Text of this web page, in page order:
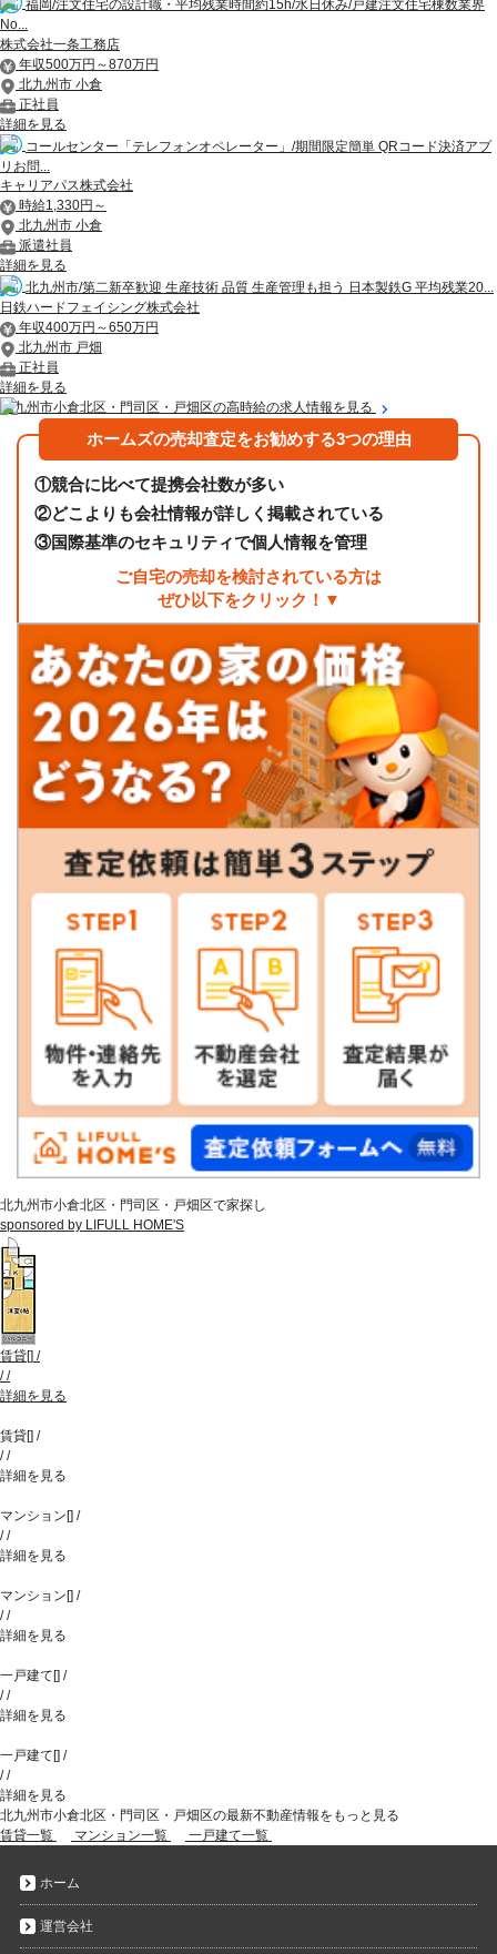
福岡/注文住宅の設計職・平均残業時間約15h/水日休み/戸建注文住宅棟数業界
No...
株式会社一条工務店
年収500万円～870万円
北九州市 小倉
正社員
詳細を見る
コールセンター「テレフォンオペレーター」/期間限定簡単 QRコード決済アプ
リお問...
キャリアパス株式会社
時給1,330円～
北九州市 小倉
派遣社員
詳細を見る
北九州市/第二新卒歓迎 生産技術 品質 生産管理も担う 日本製鉄G 平均残業20...
日鉄ハードフェイシング株式会社
年収400万円～650万円
北九州市 戸畑
正社員
詳細を見る
北九州市小倉北区・門司区・戸畑区の高時給の求人情報を見る
ホームズの売却査定をお勧めする3つの理由
①競合に比べて提携会社数が多い
②どこよりも会社情報が詳しく掲載されている
③国際基準のセキュリティで個人情報を管理
ご自宅の売却を検討されている方は
ぜひ以下をクリック！▼
北九州市小倉北区・門司区・戸畑区で家探し
sponsored by LIFULL HOME'S
賃貸[] /
//
詳細を見る
賃貸[] /
//
詳細を見る
マンション [] /
//
詳細を見る
マンション [] /
//
詳細を見る
一戸建て [] /
//
詳細を見る
一戸建て [] /
//
詳細を見る
北九州市小倉北区・門司区・戸畑区の最新不動産情報をもっと見る
賃貸一覧
マンション一覧 一戸建て一覧
ホーム
運営会社